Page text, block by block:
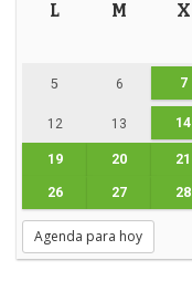
L M X
5 6 7
12 13 14
19 20 21
26 27 28
Agenda para hoy